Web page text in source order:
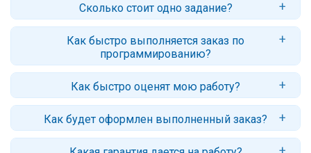
Сколько стоит одно задание?
Цены начинаются от 200 рублей за задание по программированию.
Стоимость контрольной/лабораторной/проекта зависит от
количества заданий, их сложности, требований к оформлению и
сроков. Точный ответ вы получите после оформления заявки.
Как быстро выполняется заказ по
программированию?
Стандартный срок: 3–4 дня. Для некоторых заданий возможно
срочное решение - от 2 часов (с доплатой за срочность).
Как быстро оценят мою работу?
Обычно заказ оценивается в течение нескольких часов. В случае
сложных работ (или недостаточности данных) потребуется больше
времени.
Как будет оформлен выполненный заказ?
Программа высылается в виде исходных файлов (архива с